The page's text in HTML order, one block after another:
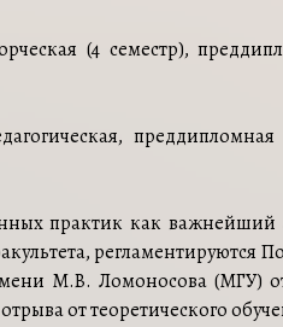
(4 семестр),
практик как
регламентируются
М.В. Ломоносова (МГУ)
от теоретического